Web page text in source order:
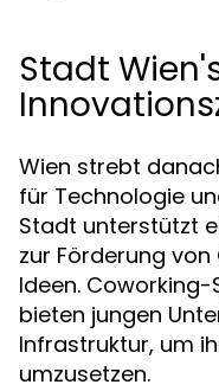
Stadt
Wien strebt
für Technologie
Stadt unterstützt
zur Förderung
Ideen.
bieten jungen
Infrastruktur, um
umzusetzen.